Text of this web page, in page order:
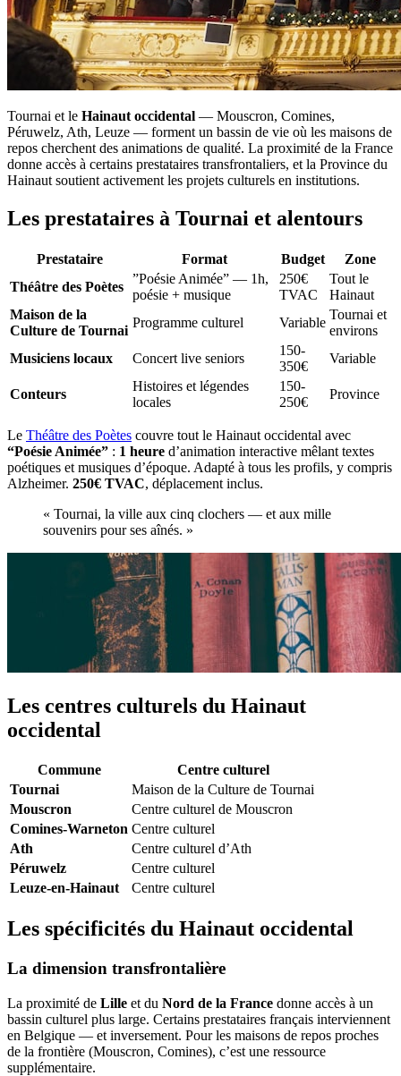
Tournai et le Hainaut occidental — Mouscron, Comines,
Péruwelz, Ath, Leuze — forment un bassin de vie où les maisons de
repos cherchent des animations de qualité. La proximité de la France
donne accès à certains prestataires transfrontaliers, et la Province du
Hainaut soutient activement les projets culturels en institutions.
Les prestataires à Tournai et alentours
Prestataire Format Budget
Zone
Théâtre des Poètes
”Poésie Animée” — 1h,
poésie + musique
250€
TVAC
Tout le
Hainaut
Maison de la
Culture de Tournai
Programme culturel Variable
Tournai et
environs
Musiciens locaux
Concert live seniors
150-
350€
Variable
Conteurs
Histoires et légendes
locales
150-
250€
Province
Le Théâtre des Poètes couvre tout le Hainaut occidental avec
“Poésie Animée” : 1 heure d’animation interactive mêlant textes
poétiques et musiques d’époque. Adapté à tous les profils, y compris
Alzheimer. 250€ TVAC, déplacement inclus.
« Tournai, la ville aux cinq clochers — et aux mille
souvenirs pour ses aînés. »
Les centres culturels du Hainaut
occidental
Commune
Centre culturel
Tournai
Maison de la Culture de Tournai
Mouscron
Centre culturel de Mouscron
Comines-Warneton Centre culturel
Ath
Centre culturel d’Ath
Péruwelz
Centre culturel
Leuze-en-Hainaut
Centre culturel
Les spécificités du Hainaut occidental
La dimension transfrontalière
La proximité de Lille et du Nord de la France donne accès à un
bassin culturel plus large. Certains prestataires français interviennent
en Belgique — et inversement. Pour les maisons de repos proches
de la frontière (Mouscron, Comines), c’est une ressource
supplémentaire.